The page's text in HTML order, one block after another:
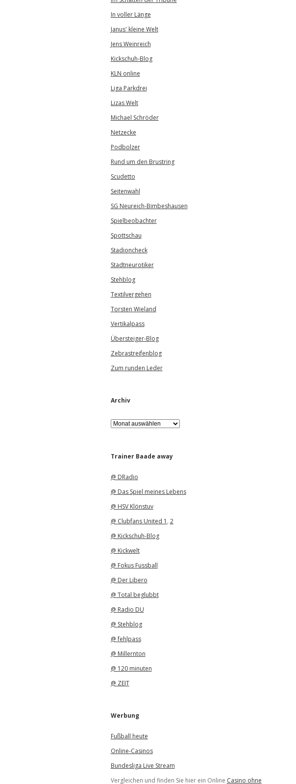
In voller Länge
Janus' kleine Welt
Jens Weinreich
Kickschuh-Blog
KLN online
Liga Parkdrei
Lizas Welt
Michael Schröder
Netzecke
Podbolzer
Rund um den Brustring
Scudetto
Seitenwahl
SG Neureich-Bimbeshausen
Spielbeobachter
Spottschau
Stadioncheck
Stadtneurotiker
Stehblog
Textilvergehen
Torsten Wieland
Vertikalpass
Übersteiger-Blog
Zebrastreifenblog
Zum runden Leder
Archiv
A
r
iTrainer Baade away
@ DRadio
@ Das Spiel meines Lebens
@ HSV Klönstuv
@ Clubfans United 1 , 2
@ Kickschuh-Blog
@ Kickwelt
@ Fokus Fussball
@ Der Libero
@ Total beglubbt
@ Radio DU
@ Stehblog
@ fehlpass
@ Millernton
@ 120 minuten
@ ZEIT
Werbung
Fußball heute
Online-Casinos
Bundesliga Live Stream
Vergleichen und finden Sie hier ein Online Casino ohne